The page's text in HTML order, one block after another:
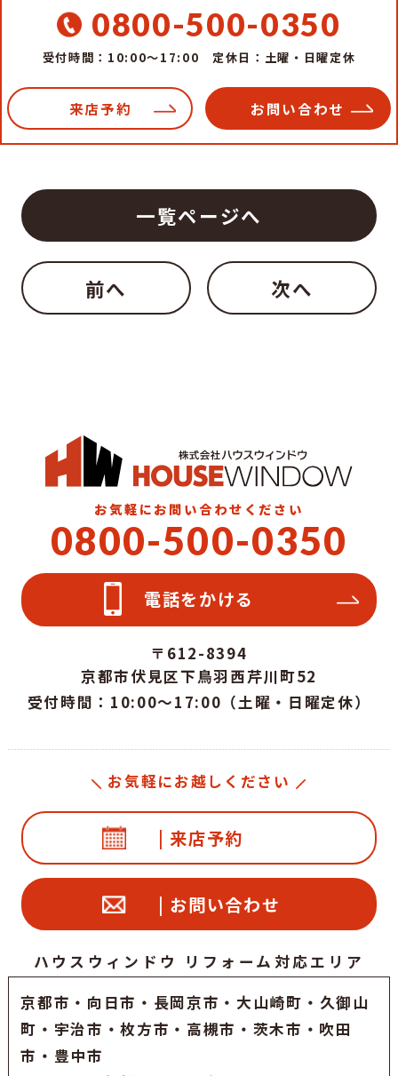
0800-500-0350
受付時間：10:00～17:00定休日：土曜・日曜定休
来店予約 お問い合わせ
前へ
一覧ページへ
次へ
お気軽にお問い合わせください
0800-500-0350
電話をかける
〒612-8394
京都市伏見区下鳥羽西芹川町52
受付時間：10:00～17:00（土曜・日曜定休）
お気軽にお越しください
| 来店予約
| お問い合わせ
ハウスウィンドウ リフォーム対応エリア
京都市 ・ 向日市 ・ 長岡京市 ・大山崎町・久御山
町・ 宇治市 ・枚方市・高槻市・茨木市・吹田
市・豊中市